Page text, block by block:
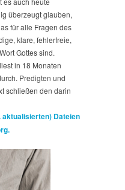
überzeugt glauben,
für alle Fragen des
klare, fehlerfreie,
Gottes sind.
in 18 Monaten
Predigten und
schließen den darin
Dateien